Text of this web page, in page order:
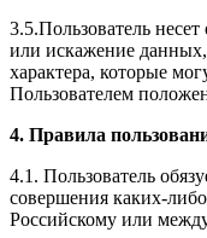
3.5.Пользователь
или искажение
характера, которые
Пользователем
4. Правила
4.1. Пользователь
совершения каких-
Российскому или